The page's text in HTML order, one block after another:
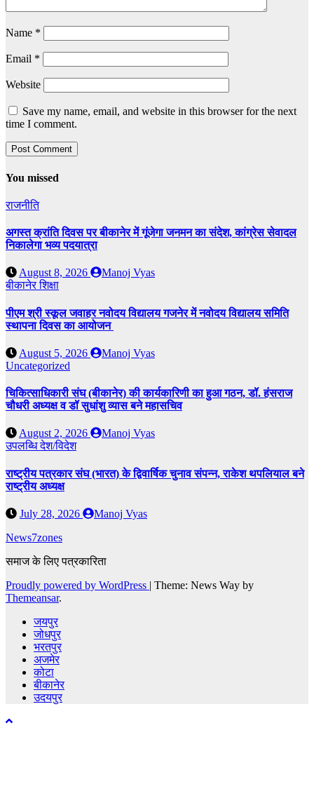
Name *
Email *
Website
Save my name, email, and website in this browser for the next
time I comment.
You missed
राजनीति
अगस्त क्रांति दिवस पर बीकानेर में गूंजेगा जनमन का संदेश, कांग्रेस सेवादल
निकालेगा भव्य पदयात्रा
August 8, 2026
Manoj Vyas
बीकानेरशिक्षा
पीएम श्री स्कूल जवाहर नवोदय विद्यालय गजनेर में नवोदय विद्यालय समिति
स्थापना दिवस का आयोजन
August 5, 2026
Manoj Vyas
Uncategorized
चिकित्साधिकारी संघ (बीकानेर) की कार्यकारिणी का हुआ गठन, डॉ. हंसराज
चौधरी अध्यक्ष व डॉ सुधांशु व्यास बने महासचिव
August 2, 2026
Manoj Vyas
उपलब्धिदेश/विदेश
राष्ट्रीय पत्रकार संघ (भारत) के द्विवार्षिक चुनाव संपन्न, राकेश थपलियाल बने
राष्ट्रीय अध्यक्ष
July 28, 2026
Manoj Vyas
News7zones
समाज के लिए पत्रकारिता
Proudly powered by WordPress | Theme: News Way by
Themeansar.
जयपुर
जोधपुर
भरतपुर
अजमेर
कोटा
बीकानेर
उदयपुर